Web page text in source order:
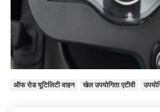
ऑफ रोड यूटिलिटी वाहन खेल उपयोगिता एटीवी